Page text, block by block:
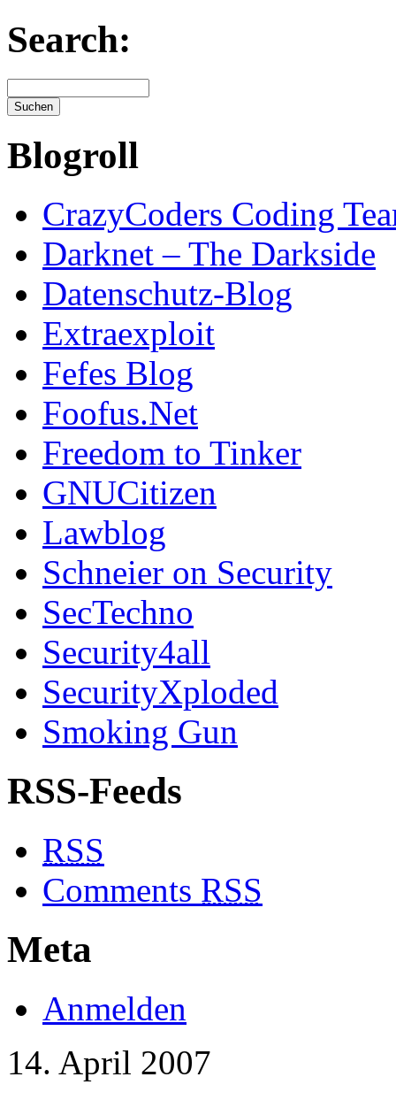
Search:
Blogroll
CrazyCoders Coding
Darknet – The Darkside
Datenschutz-Blog
Extraexploit
Fefes Blog
Foofus.Net
Freedom to Tinker
GNUCitizen
Lawblog
Schneier on Security
SecTechno
Security4all
SecurityXploded
Smoking Gun
RSS-Feeds
RSS
Comments RSS
Meta
Anmelden
14. April 2007